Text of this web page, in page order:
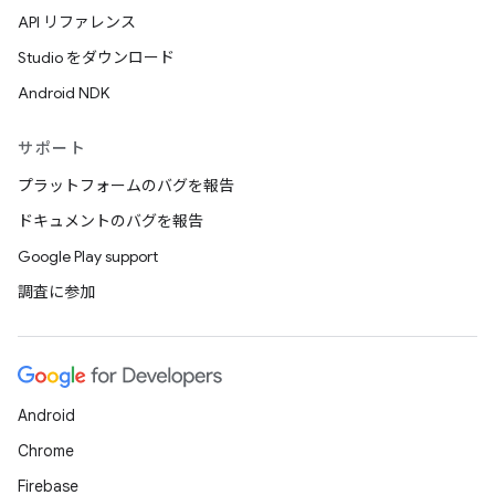
API リファレンス
Studio をダウンロード
Android NDK
サポート
プラットフォームのバグを報告
ドキュメントのバグを報告
Google Play support
調査に参加
Android
Chrome
Firebase